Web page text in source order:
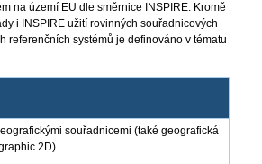
na území EU dle směrnice INSPIRE. Kromě
i INSPIRE užití rovinných souřadnicových
referenčních systémů je definováno v tématu
souřadnicemi (také geografická
2D)